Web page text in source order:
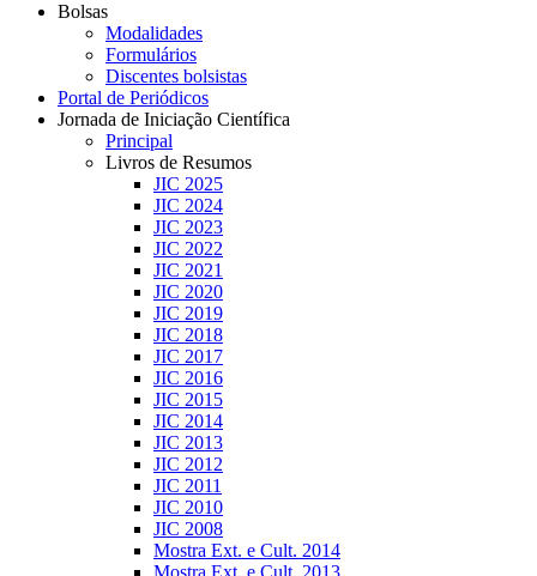
Bolsas
Modalidades
Formulários
Discentes bolsistas
Portal de Periódicos
Jornada de Iniciação Científica
Principal
Livros de Resumos
JIC 2025
JIC 2024
JIC 2023
JIC 2022
JIC 2021
JIC 2020
JIC 2019
JIC 2018
JIC 2017
JIC 2016
JIC 2015
JIC 2014
JIC 2013
JIC 2012
JIC 2011
JIC 2010
JIC 2008
Mostra Ext. e Cult. 2014
Mostra Ext. e Cult. 2013